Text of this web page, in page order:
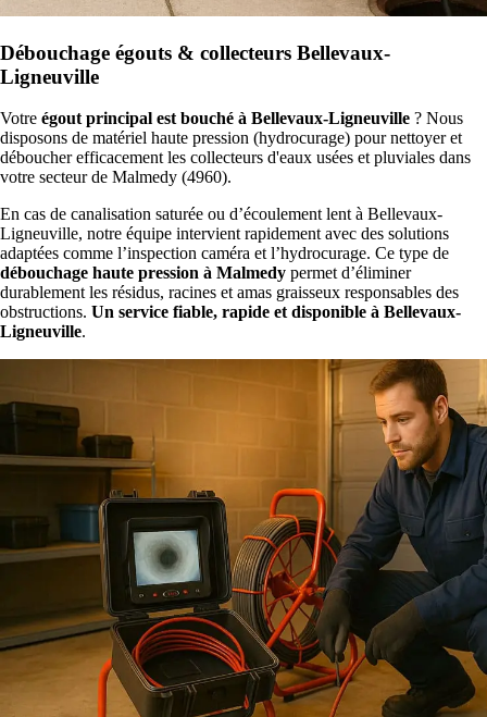
Débouchage égouts & collecteurs Bellevaux-
Ligneuville
Votre égout principal est bouché à Bellevaux-Ligneuville ? Nous
disposons de matériel haute pression (hydrocurage) pour nettoyer et
déboucher efficacement les collecteurs d'eaux usées et pluviales dans
votre secteur de Malmedy (4960).
En cas de canalisation saturée ou d’écoulement lent à Bellevaux-
Ligneuville, notre équipe intervient rapidement avec des solutions
adaptées comme l’inspection caméra et l’hydrocurage. Ce type de
débouchage haute pression à Malmedy permet d’éliminer
durablement les résidus, racines et amas graisseux responsables des
obstructions. Un service fiable, rapide et disponible à Bellevaux-
Ligneuville.